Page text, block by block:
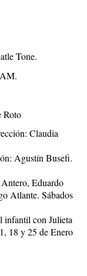
Tone.
Roto
Claudia
Agustín Busefi.
Eduardo
Atlante. Sábados
con Julieta
18 y 25 de Enero